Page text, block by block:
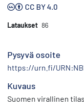
CC BY 4.0
Lataukset 86
Pysyvä osoite
https://urn.fi/
Kuvaus
Suomen virallinen